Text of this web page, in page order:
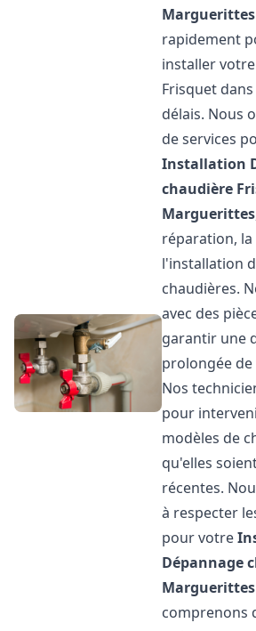
Marguerittes
rapidement
installer
Frisquet
délais. Nous
de services
Installation
chaudière
Marguerittes
réparation,
l'installation
chaudières.
avec des
garantir une
prolongée
Nos
pour
modèles de
qu'elles
récentes.
à respecter
pour votre
Dépannage
Marguerittes
comprenons